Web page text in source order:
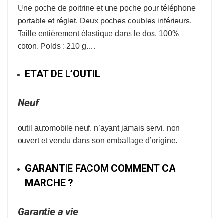
Une poche de poitrine et une poche pour téléphone
portable et réglet. Deux poches doubles inférieurs.
Taille entièrement élastique dans le dos. 100%
coton. Poids : 210 g.…
ETAT DE L’OUTIL
Neuf
outil automobile neuf, n’ayant jamais servi, non
ouvert et vendu dans son emballage d’origine.
GARANTIE FACOM COMMENT CA
MARCHE ?
Garantie a vie